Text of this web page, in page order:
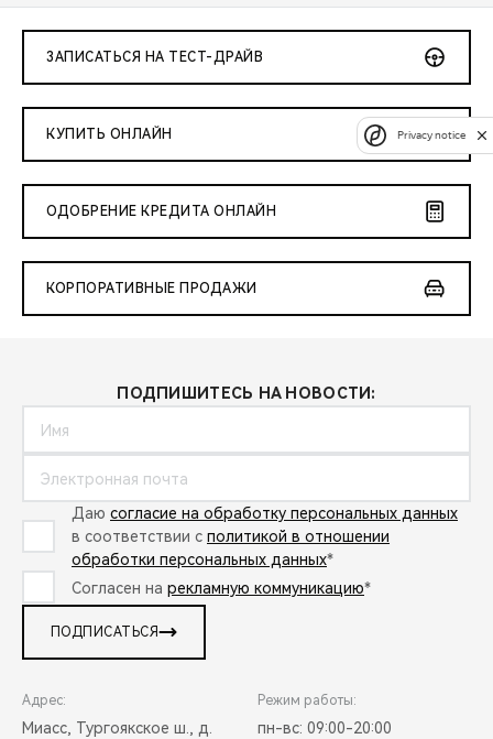
ЗАПИСАТЬСЯ НА ТЕСТ-ДРАЙВ
КУПИТЬ ОНЛАЙН
ОДОБРЕНИЕ КРЕДИТА ОНЛАЙН
КОРПОРАТИВНЫЕ ПРОДАЖИ
ПОДПИШИТЕСЬ НА НОВОСТИ:
Даю согласие на обработку персональных данных
в соответствии с политикой в отношении
обработки персональных данных*
Согласен на рекламную коммуникацию*
ПОДПИСАТЬСЯ
Адрес:
Миасс, Тургоякское ш., д.
Режим работы:
пн-вс: 09:00-20:00
Privacy notice